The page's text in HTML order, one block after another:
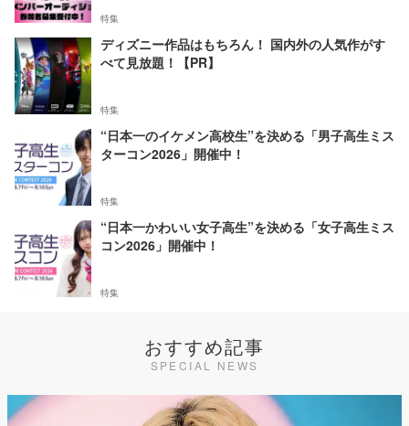
特集
ディズニー作品はもちろん！ 国内外の人気作がす
べて見放題！【PR】
特集
“日本一のイケメン高校生”を決める「男子高生ミス
ターコン2026」開催中！
特集
“日本一かわいい女子高生”を決める「女子高生ミス
コン2026」開催中！
特集
おすすめ記事
SPECIAL NEWS